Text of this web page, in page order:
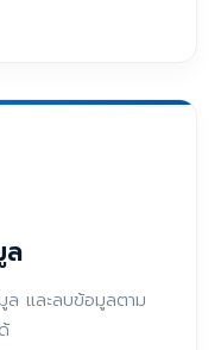
ล
ล และลบข้อมูลตาม